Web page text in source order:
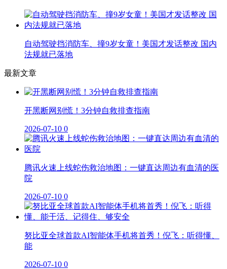
自动驾驶挡消防车、撞9岁女童！美国才发话整改 国内
法规就已落地
最新文章
开黑断网别慌！3分钟自救排查指南
2026-07-10 0
腾讯火速上线蛇伤救治地图：一键直达周边有血清的医
院
2026-07-10 0
努比亚全球首款AI智能体手机将首秀！倪飞：听得懂、
能
2026-07-10 0